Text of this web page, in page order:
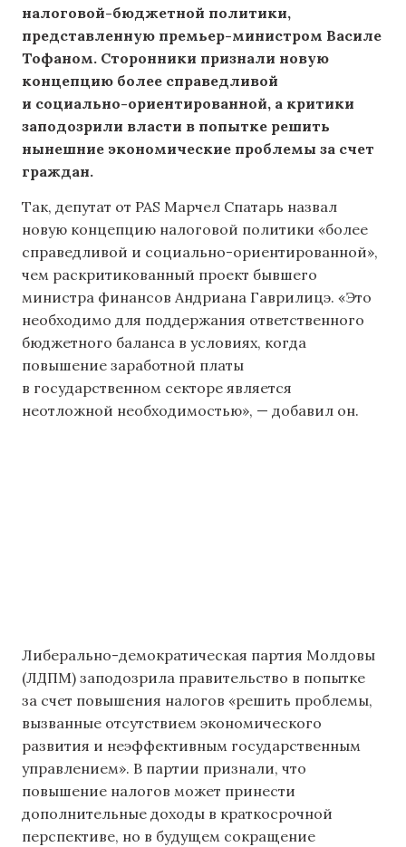
налоговой-бюджетной политики,
представленную премьер-министром Василе
Тофаном. Сторонники признали новую
концепцию более справедливой
и социально-ориентированной, а критики
заподозрили власти в попытке решить
нынешние экономические проблемы за счет
граждан.
Так, депутат от PAS Марчел Спатарь назвал
новую концепцию налоговой политики «более
справедливой и социально-ориентированной»,
чем раскритикованный проект бывшего
министра финансов Андриана Гаврилицэ. «Это
необходимо для поддержания ответственного
бюджетного баланса в условиях, когда
повышение заработной платы
в государственном секторе является
неотложной необходимостью», — добавил он.
Либерально-демократическая партия Молдовы
(ЛДПМ) заподозрила правительство в попытке
за счет повышения налогов «решить проблемы,
вызванные отсутствием экономического
развития и неэффективным государственным
управлением». В партии признали, что
повышение налогов может принести
дополнительные доходы в краткосрочной
перспективе, но в будущем сокращение